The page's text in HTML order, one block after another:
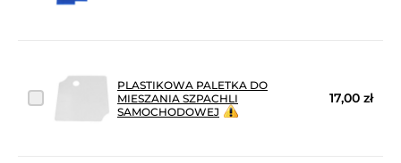
PLASTIKOWA PALETKA DO
MIESZANIA SZPACHLI
SAMOCHODOWEJ
17,00 zł